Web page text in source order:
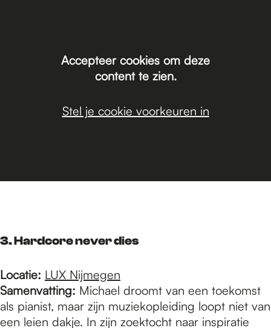
Accepteer cookies om deze
content te zien.
Stel je cookie voorkeuren in
3. Hardcore never dies
Locatie: LUX Nijmegen
Samenvatting: Michael droomt van een toekomst
als pianist, maar zijn muziekopleiding loopt niet van
een leien dakje. In zijn zoektocht naar inspiratie